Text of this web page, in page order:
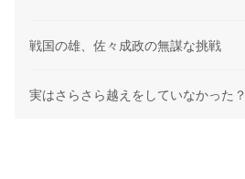
戦国の雄、佐々成政の無謀な挑戦
実はさらさら越えをしていなかった？